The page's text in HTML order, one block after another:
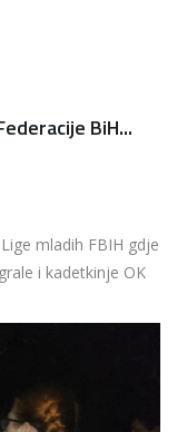
BiH...
mladih FBIH gdje
i kadetkinje OK